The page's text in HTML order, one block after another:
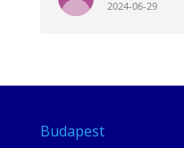
nous étions plus
2024-06-29
Budapest